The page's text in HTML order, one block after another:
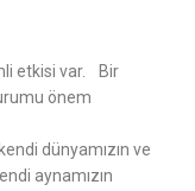
etkisi var. Bir
önem
dünyamızın ve
aynamızın